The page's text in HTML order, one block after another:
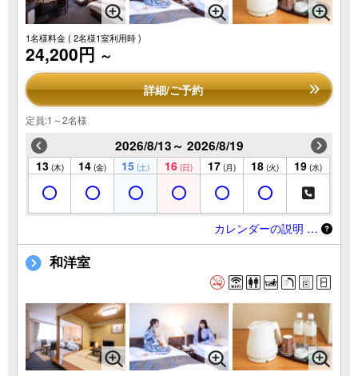
1名様料金( 2名様1室利用時 )
24,200円 ～
詳細/ご予約
定員:1～2名様
2026/8/13～ 2026/8/19
13 (木) 14 (金) 15 (土) 16 (日) 17 (月) 18 (火) 19 (水)
カレンダーの説明 …
和洋室